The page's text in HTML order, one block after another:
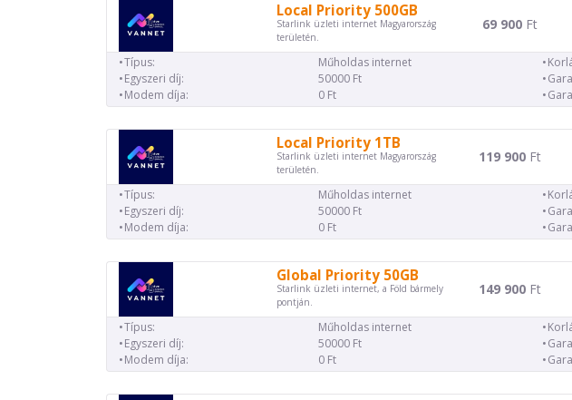
Local Priority 500GB
Starlink üzleti internet Magyarország
területén.
69 900Ft
Típus:
Műholdas internet
Egyszeri díj:
50000 Ft
Modem díja:
0 Ft
Local Priority 1TB
Starlink üzleti internet Magyarország
területén.
119 900Ft
Típus:
Műholdas internet
Egyszeri díj:
50000 Ft
Modem díja:
0 Ft
Global Priority 50GB
Starlink üzleti internet, a Föld bármely
pontján.
149 900Ft
Típus:
Műholdas internet
Egyszeri díj:
50000 Ft
Modem díja:
0 Ft